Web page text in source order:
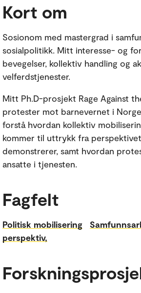
Kort om
Sosionom med mastergrad i
sosialpolitikk. Mitt interesse- og
bevegelser, kollektiv handling og
velferdstjenester.
Mitt Ph.D-prosjekt Rage Against
protester mot barnevernet i
forstå hvordan kollektiv
kommer til uttrykk fra
demonstrerer, samt hvordan
ansatte i tjenesten.
Fagfelt
Politisk mobilisering
perspektiv,